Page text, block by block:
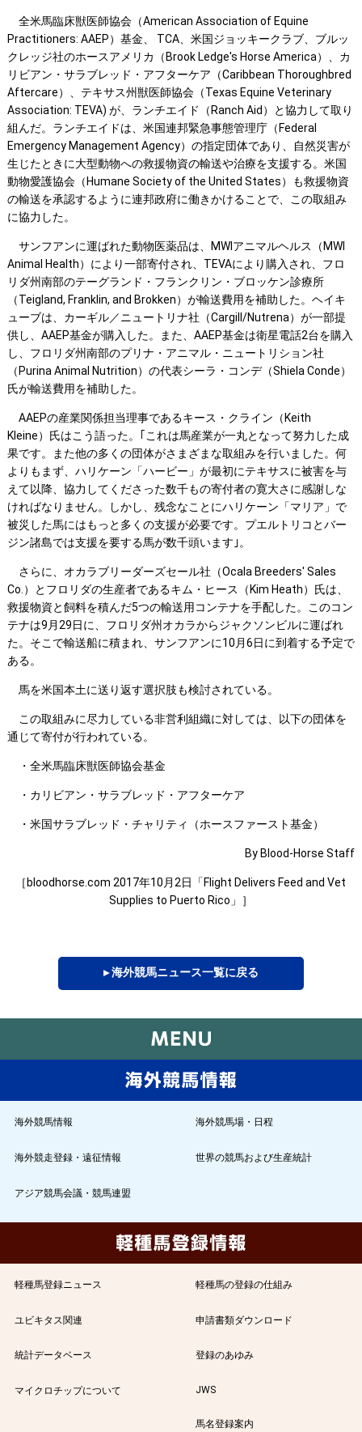
全米馬臨床獣医師協会（American Association of Equine
Practitioners: AAEP）基金、 TCA、米国ジョッキークラブ、ブルッ
クレッジ社のホースアメリカ（Brook Ledge's Horse America）、カ
リビアン・サラブレッド・アフターケア（Caribbean Thoroughbred
Aftercare）、テキサス州獣医師協会（Texas Equine Veterinary
Association: TEVA) が、ランチエイド（Ranch Aid）と協力して取り
組んだ。ランチエイドは、米国連邦緊急事態管理庁（Federal
Emergency Management Agency）の指定団体であり、自然災害が
生じたときに大型動物への救援物資の輸送や治療を支援する。米国
動物愛護協会（Humane Society of the United States）も救援物資
の輸送を承認するように連邦政府に働きかけることで、この取組み
に協力した。
サンフアンに運ばれた動物医薬品は、MWIアニマルヘルス（MWI
Animal Health）により一部寄付され、TEVAにより購入され、フロ
リダ州南部のテーグランド・フランクリン・ブロッケン診療所
（Teigland, Franklin, and Brokken）が輸送費用を補助した。ヘイキ
ューブは、カーギル／ニュートリナ社（Cargill/Nutrena）が一部提
供し、AAEP基金が購入した。また、AAEP基金は衛星電話2台を購入
し、フロリダ州南部のプリナ・アニマル・ニュートリション社
（Purina Animal Nutrition）の代表シーラ・コンデ（Shiela Conde）
氏が輸送費用を補助した。
AAEPの産業関係担当理事であるキース・クライン（Keith
Kleine）氏はこう語った。｢これは馬産業が一丸となって努力した成
果です。また他の多くの団体がさまざまな取組みを行いました。何
よりもまず、ハリケーン「ハービー」が最初にテキサスに被害を与
えて以降、協力してくださった数千もの寄付者の寛大さに感謝しな
ければなりません。しかし、残念なことにハリケーン「マリア」で
被災した馬にはもっと多くの支援が必要です。プエルトリコとバー
ジン諸島では支援を要する馬が数千頭います｣。
さらに、オカラブリーダーズセール社（Ocala Breeders' Sales
Co.）とフロリダの生産者であるキム・ヒース（Kim Heath）氏は、
救援物資と飼料を積んだ5つの輸送用コンテナを手配した。このコン
テナは9月29日に、フロリダ州オカラからジャクソンビルに運ばれ
た。そこで輸送船に積まれ、サンフアンに10月6日に到着する予定で
ある。
馬を米国本土に送り返す選択肢も検討されている。
この取組みに尽力している非営利組織に対しては、以下の団体を
通じて寄付が行われている。
・全米馬臨床獣医師協会基金
・カリビアン・サラブレッド・アフターケア
・米国サラブレッド・チャリティ（ホースファースト基金）
By Blood-Horse Staff
［bloodhorse.com 2017年10月2日「Flight Delivers Feed and Vet
Supplies to Puerto Rico」］
▸ 海外競馬ニュース一覧に戻る
海外競馬情報 海外競馬場・日程
海外競走登録・遠征情報 世界の競馬および生産統計
アジア競馬会議・競馬連盟
軽種馬登録ニュース 軽種馬の登録の仕組み
ユビキタス関連 申請書類ダウンロード
統計データベース 登録のあゆみ
マイクロチップについて JWS
馬名登録案内